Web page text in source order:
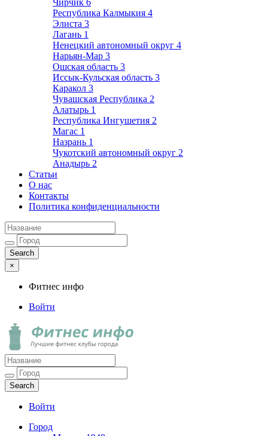
Чирчик 6
Республика Калмыкия 4
Элиста 3
Лагань 1
Ненецкий автономный округ 4
Нарьян-Мар 3
Ошская область 3
Иссык-Кульская область 3
Каракол 3
Чувашская Республика 2
Алатырь 1
Республика Ингушетия 2
Магас 1
Назрань 1
Чукотский автономный округ 2
Анадырь 2
Статьи
О нас
Контакты
Политика конфиденциальности
×
Фитнес инфо
Войти
Фитнес инфо
Лучшие фитнес клубы города
Войти
Город